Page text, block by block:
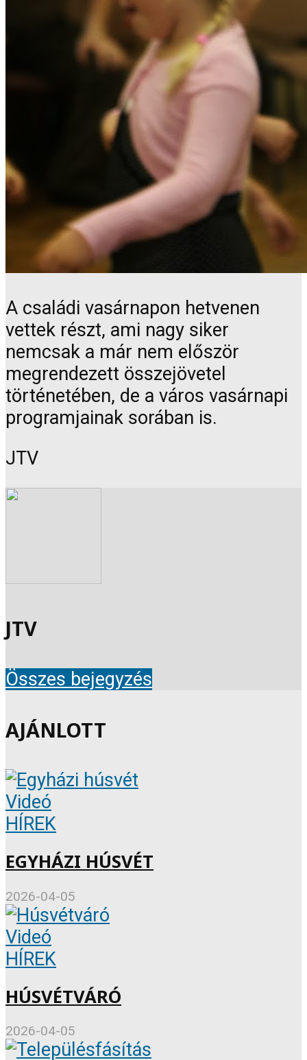
A családi vasárnapon hetvenen
vettek részt, ami nagy siker
nemcsak a már nem először
megrendezett összejövetel
történetében, de a város vasárnapi
programjainak sorában is.
JTV
JTV
Összes bejegyzés
AJÁNLOTT
Videó
HÍREK
EGYHÁZI HÚSVÉT
2026-04-05
Videó
HÍREK
HÚSVÉTVÁRÓ
2026-04-05